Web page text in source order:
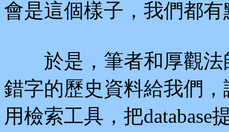
會是這個樣子，我們都
於是，筆者和厚觀法
錯字的歷史資料給我們，
用檢索工具，把